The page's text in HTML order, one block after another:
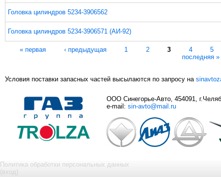
Головка цилиндров 5234-3906562
Головка цилиндров 5234-3906571 (АИ-92)
Страницы
« первая ‹ предыдущая 1 2 3 4
5
последняя »
Условия поставки запасных частей высылаются по запросу на
ООО Синегорье-Авто, 454091,
e-mail: sin-avto@mail.ru
Политика обработки персональных данных
(вход)